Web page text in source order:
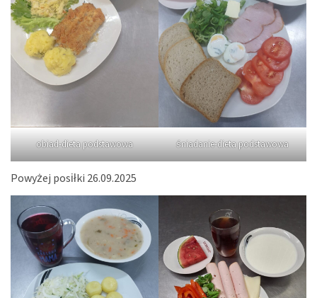
obiad-dieta podstawowa śniadanie-dieta podstawowa
Powyżej posiłki 26.09.2025